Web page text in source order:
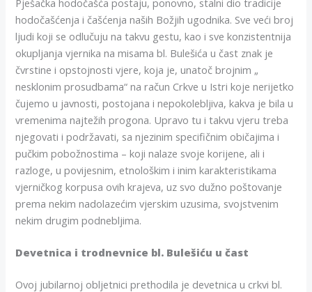
hodočašćenja i čašćenja naših Božjih ugodnika. Sve veći broj
ljudi koji se odlučuju na takvu gestu, kao i sve konzistentnija
okupljanja vjernika na misama bl. Bulešića u čast znak je
čvrstine i opstojnosti vjere, koja je, unatoč brojnim „
nesklonim prosudbama“ na račun Crkve u Istri koje nerijetko
čujemo u javnosti, postojana i nepokolebljiva, kakva je bila u
vremenima najtežih progona. Upravo tu i takvu vjeru treba
njegovati i podržavati, sa njezinim specifičnim običajima i
pučkim pobožnostima – koji nalaze svoje korijene, ali i
razloge, u povijesnim, etnološkim i inim karakteristikama
vjerničkog korpusa ovih krajeva, uz svo dužno poštovanje
prema nekim nadolazećim vjerskim uzusima, svojstvenim
nekim drugim podnebljima.
Devetnica i trodnevnice bl. Bulešiću u čast
Ovoj jubilarnoj obljetnici prethodila je devetnica u crkvi bl.